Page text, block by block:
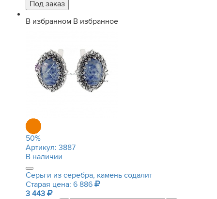
В избранном В избранное
50%
Артикул: 3887
В наличии
Серьги из серебра, камень содалит
Старая цена: 6 886
3 443